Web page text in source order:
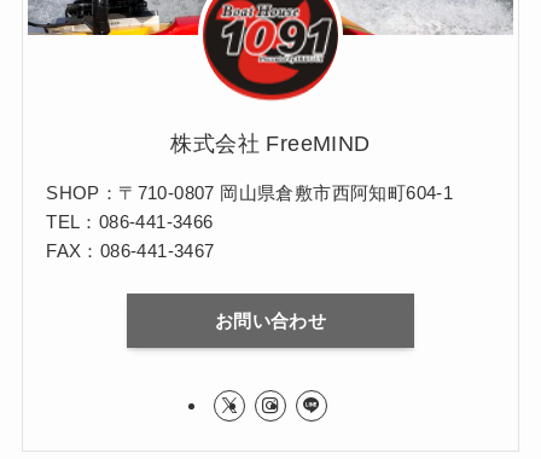
株式会社 FreeMIND
SHOP：〒710-0807 岡山県倉敷市西阿知町604-1
TEL：086-441-3466
FAX：086-441-3467
お問い合わせ